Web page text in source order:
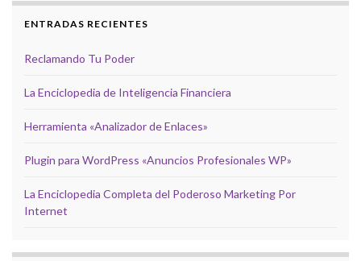
ENTRADAS RECIENTES
Reclamando Tu Poder
La Enciclopedia de Inteligencia Financiera
Herramienta «Analizador de Enlaces»
Plugin para WordPress «Anuncios Profesionales WP»
La Enciclopedia Completa del Poderoso Marketing Por
Internet